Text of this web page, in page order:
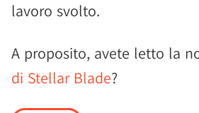
lavoro svolto.
A proposito, avete letto la
di Stellar Blade?